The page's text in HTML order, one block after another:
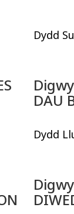
Dydd
DAU
Dydd